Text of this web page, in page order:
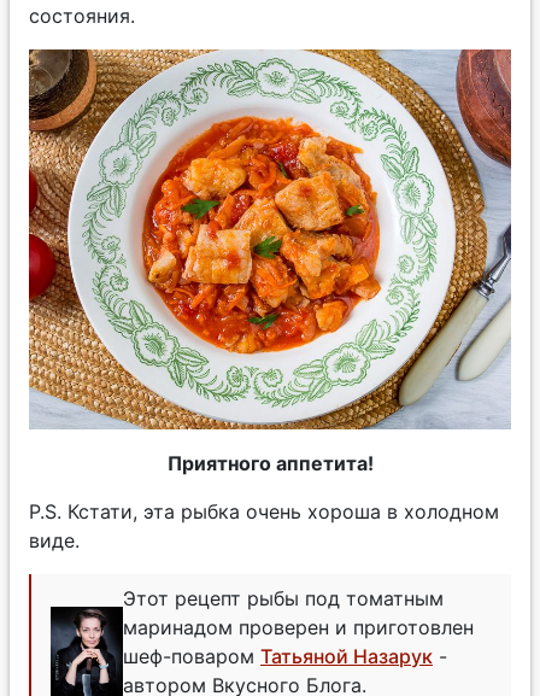
состояния.
Приятного аппетита!
P.S. Кстати, эта рыбка очень хороша в холодном
виде.
Этот рецепт рыбы под томатным
маринадом проверен и приготовлен
шеф-поваром Татьяной Назарук -
автором Вкусного Блога.